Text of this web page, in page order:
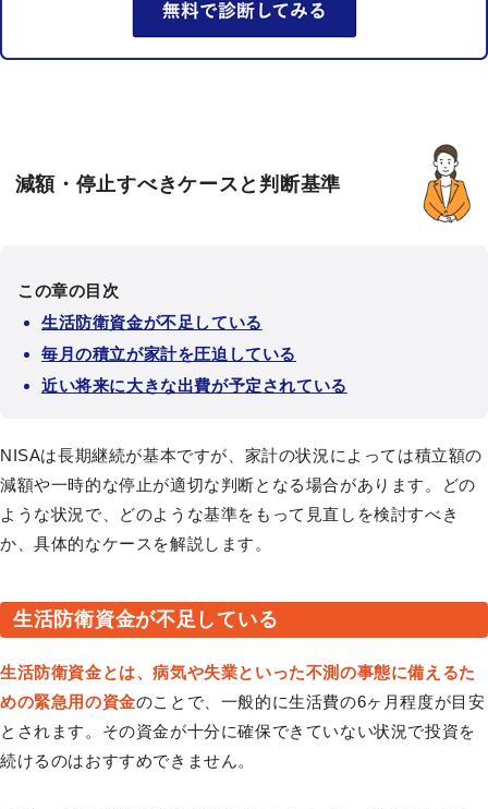
減額・停止すべきケースと判断基準
この章の目次
生活防衛資金が不足している
毎月の積立が家計を圧迫している
近い将来に大きな出費が予定されている
NISAは長期継続が基本ですが、家計の状況によっては積立額の
減額や一時的な停止が適切な判断となる場合があります。どの
ような状況で、どのような基準をもって見直しを検討すべき
か、具体的なケースを解説します。
生活防衛資金が不足している
生活防衛資金とは、病気や失業といった不測の事態に備えるた
めの緊急用の資金のことで、一般的に生活費の6ヶ月程度が目安
とされます。その資金が十分に確保できていない状況で投資を
続けるのはおすすめできません。